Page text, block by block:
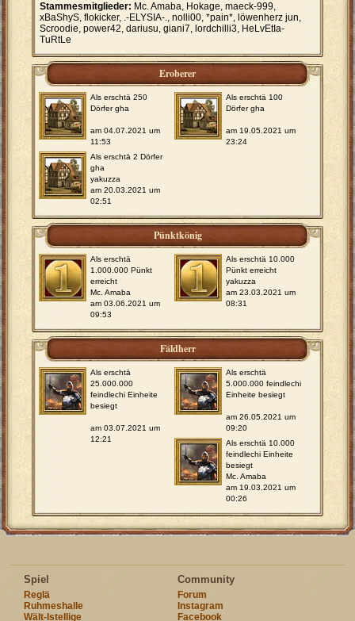
Stammesmitglieder: Mc. Amaba, Hokage, maeck-999,
xBaShyS, flokicker, .-ELYSIA-., nolli00, *pain*, löwenherz jun,
Scroodie, power42, dariusu, giani7, lordchilli3, HeLvEtIa-
TuRtLe
Eroberer
Als erschtä 250
Dörfer gha
am 04.07.2021 um
11:53
Als erschtä 100
Dörfer gha
am 19.05.2021 um
23:24
Als erschtä 2 Dörfer
gha
yakuzza
am 20.03.2021 um
02:51
Pünktkönig
Als erschtä
1.000.000 Pünkt
erreicht
Mc. Amaba
am 03.06.2021 um
09:53
Als erschtä 10.000
Pünkt erreicht
yakuzza
am 23.03.2021 um
08:31
Fäldherr
Als erschtä
25.000.000
feindlechi Einheite
besiegt
am 03.07.2021 um
12:21
Als erschtä
5.000.000 feindlechi
Einheite besiegt
am 26.05.2021 um
09:20
Als erschtä 10.000
feindlechi Einheite
besiegt
Mc. Amaba
am 19.03.2021 um
00:26
Spiel
Reglä
Ruhmeshalle
Wält-Istellige
Community
Forum
Instagram
Facebook